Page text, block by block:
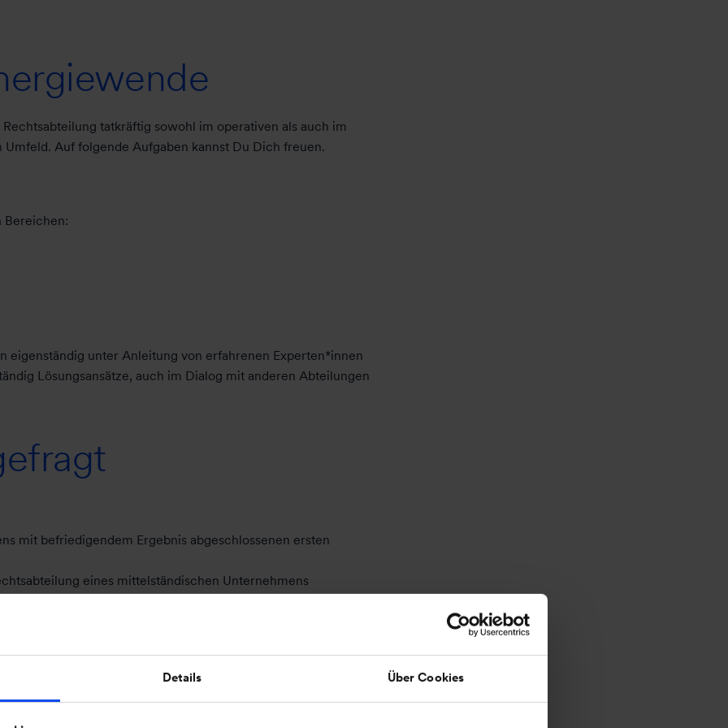
Details Über Cookies
tatkräftig sowohl im operativen als auch im
Auf folgende Aufgaben kannst Du Dich freuen.
Bereichen:
eigenständig unter Anleitung von erfahrenen Experten*innen
Lösungsansätze, auch im Dialog mit anderen Abteilungen
mit befriedigendem Ergebnis abgeschlossenen ersten
eines mittelständischen Unternehmens
Rechtsgebiete einzuarbeiten und auf hohem Niveau zu